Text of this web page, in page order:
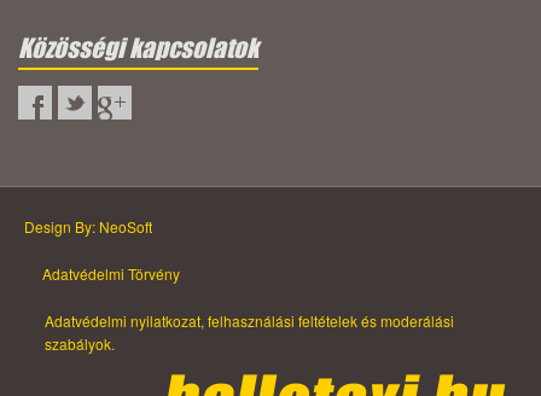
Közösségi kapcsolatok
Design By: NeoSoft
Adatvédelmi Törvény
Adatvédelmi nyilatkozat, felhasználási feltételek és moderálási
szabályok.